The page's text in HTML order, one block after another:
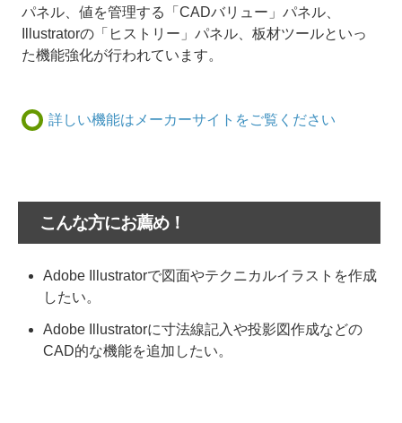
パネル、値を管理する「CADバリュー」パネル、
Illustratorの「ヒストリー」パネル、板材ツールといっ
た機能強化が行われています。
詳しい機能はメーカーサイトをご覧ください
こんな方にお薦め！
Adobe Illustratorで図面やテクニカルイラストを作成
したい。
Adobe Illustratorに寸法線記入や投影図作成などの
CAD的な機能を追加したい。